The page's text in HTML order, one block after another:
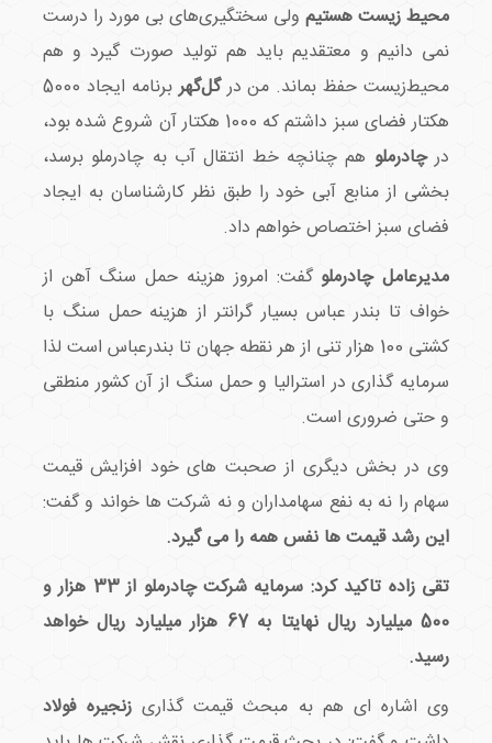
محیط زیست هستیمولی سختگیری‌های بی مورد را درست
نمی دانیم و معتقدیم باید هم تولید صورت گیرد و هم
محیط‌زیست حفظ بماند. من درگل‌گهر
برنامه ایجاد 5000
هکتار فضای سبز داشتم که 1000 هکتار آن شروع شده بود،
درچادرملو هم چنانچه خط انتقال آب به چادرملو برسد،
بخشی از منابع آبی خود را طبق نظر کارشناسان به ایجاد
فضای سبز اختصاص خواهم داد.
مدیرعامل چادرملو گفت: امروز هزینه حمل سنگ آهن از
خواف تا بندر عباس بسیار گرانتر از هزینه حمل سنگ با
کشتی 100 هزار تنی از هر نقطه جهان تا بندرعباس است لذا
سرمایه گذاری در استرالیا و حمل سنگ از آن کشور منطقی
و حتی ضروری است.
وی در بخش دیگری از صحبت های خود افزایش قیمت
سهام را نه به نفع سهامداران و نه شرکت ها خواند و گفت:
این رشد قیمت ها نفس همه را می گیرد.
تقی زاده تاکید کرد: سرمایه شرکت چادرملو از 33 هزار و
500 میلیارد ریال نهایتا به 67 هزار میلیارد ریال خواهد
رسید.
وی اشاره ای هم به مبحث قیمت گذاری زنجیره فولاد